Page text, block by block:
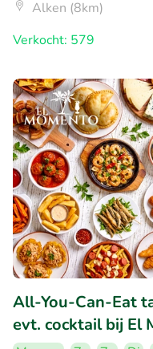
Alken (8km)
Verkocht: 579
All-You-Can-Eat
evt. cocktail bij El